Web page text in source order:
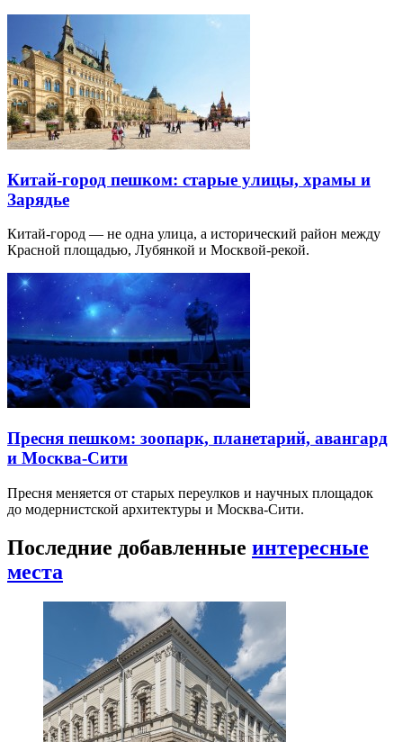
Китай-город пешком: старые улицы, храмы и
Зарядье
Китай-город — не одна улица, а исторический район между
Красной площадью, Лубянкой и Москвой-рекой.
Пресня пешком: зоопарк, планетарий, авангард
и Москва-Сити
Пресня меняется от старых переулков и научных площадок
до модернистской архитектуры и Москва-Сити.
Последние добавленные интересные
места